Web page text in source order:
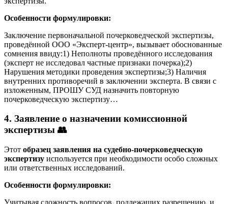
Особенности формулировки:
Заключение первоначальной почерковедческой экспертизы,
проведённой ООО «Эксперт-центр», вызывает обоснованные
сомнения ввиду:1) Неполноты проведённого исследования
(эксперт не исследовал частные признаки почерка);2)
Нарушения методики проведения экспертизы;3) Наличия
внутренних противоречий в заключении эксперта. В связи с
изложенным, ПРОШУ СУД назначить повторную
почерковедческую экспертизу…
4. Заявление о назначении комиссионной
экспертизы 👥
Этот образец заявления на судебно-почерковедческую
экспертизу используется при необходимости особо сложных
или ответственных исследований.
Особенности формулировки: